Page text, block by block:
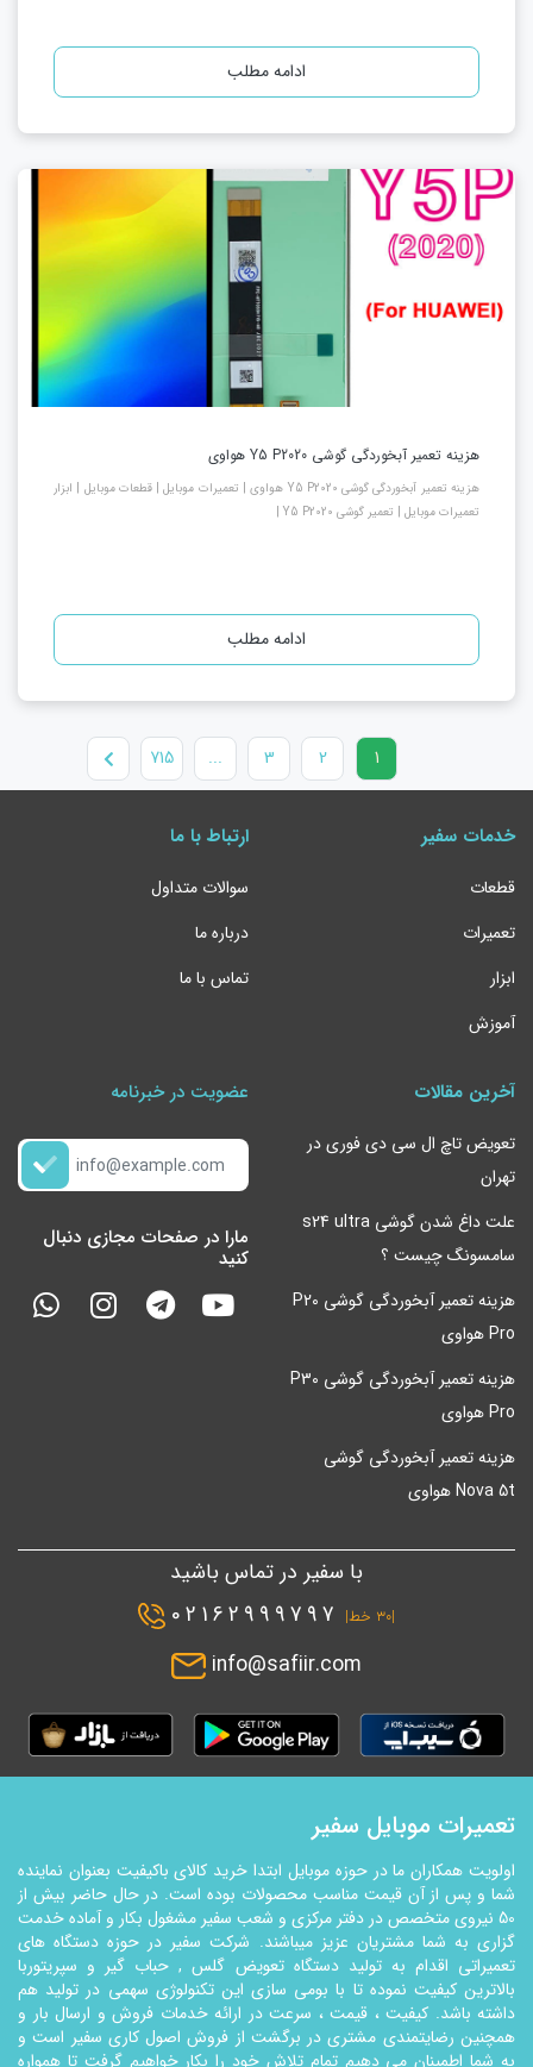
ادامه مطلب
هزینه تعمیر آبخوردگی گوشی Y5 P2020 هواوی
هزینه تعمیر آبخوردگی گوشی Y5 P2020 هواوی | تعمیرات موبایل | قطعات موبایل | ابزار
تعمیرات موبایل | تعمیر گوشی Y5 P2020 |
ادامه مطلب
1
2
3
...
715
خدمات سفیر
قطعات
تعمیرات
ابزار
آموزش
ارتباط با ما
سوالات متداول
درباره ما
تماس با ما
آخرین مقالات
تعویض تاچ ال سی دی فوری در
تهران
علت داغ شدن گوشی s24 ultra
سامسونگ چیست ؟
هزینه تعمیر آبخوردگی گوشی P20
Pro هواوی
هزینه تعمیر آبخوردگی گوشی P30
Pro هواوی
هزینه تعمیر آبخوردگی گوشی
Nova 5t هواوی
عضویت در خبرنامه
مارا در صفحات مجازی دنبال
کنید
با سفیر در تماس باشید
|۳۰ خط|
02162999797
info@safiir.com
تعمیرات موبایل سفیر
اولویت همکاران ما در حوزه موبایل ابتدا خرید کالای باکیفیت بعنوان نماینده
شما و پس از آن قیمت مناسب محصولات بوده است. در حال حاضر بیش از
50 نیروی متخصص در دفتر مرکزی و شعب سفیر مشغول بکار و آماده خدمت
گزاری به شما مشتریان عزیز میباشند. شرکت سفیر در حوزه دستگاه های
تعمیراتی اقدام به تولید دستگاه تعویض گلس , حباب گیر و سپریتوربا
بالاترین کیفیت نموده تا با بومی سازی این تکنولوژي سهمی در تولید هم
داشته باشد. کیفیت ، قیمت ، سرعت در ارائه خدمات فروش و ارسال بار و
همچنین رضایتمندی مشتری در برگشت از فروش اصول کاری سفیر است و
به شما اطمینان می دهیم تمام تلاش خود را بکار خواهیم گرفت تا همواره